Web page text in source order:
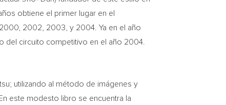
obtiene el primer lugar en el
2002, 2003, y 2004. Ya en el año
del circuito competitivo en el año 2004.
utilizando al método de imágenes y
este modesto libro se encuentra la